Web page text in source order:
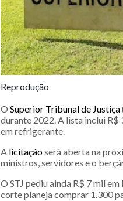
Reprodução
O Superior Tribunal de Justiça
durante 2022. A lista inclui R$
em refrigerante.
A licitaçãoserá aberta na
ministros, servidores e o
O STJ pediu ainda R$ 7 mil
corte planeja comprar 1.300